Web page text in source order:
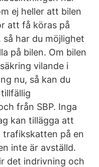
ej heller att bilen
att få köras på
har du möjlighet
på bilen. Om bilen
vilande i
nu, så kan du
från SBP. Inga
kan tillägga att
trafikskatten på en
inte är avställd.
det indrivning och